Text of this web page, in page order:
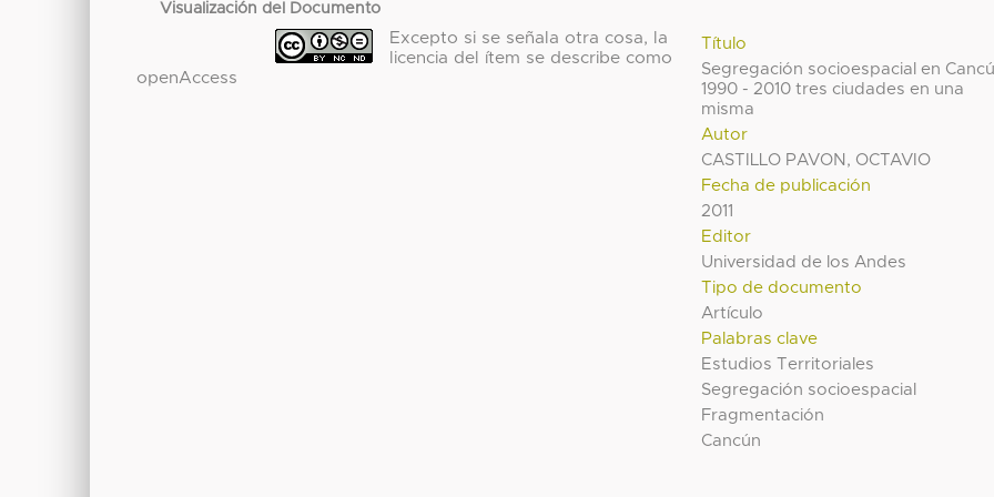
Visualización del Documento
Título
Segregación socioespacial en
1990 - 2010 tres ciudades en una
misma
Autor
CASTILLO PAVON, OCTAVIO
Fecha de publicación
2011
Editor
Universidad de los Andes
Tipo de documento
Artículo
Palabras clave
Estudios Territoriales
Segregación socioespacial
Fragmentación
Cancún
Excepto si se señala otra cosa, la
licencia del ítem se describe como
openAccess